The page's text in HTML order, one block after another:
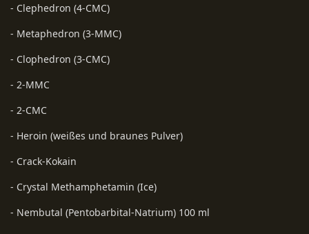
- Clephedron (4-CMC)
- Metaphedron (3-MMC)
- Clophedron (3-CMC)
- 2-MMC
- 2-CMC
- Heroin (weißes und braunes Pulver)
- Crack-Kokain
- Crystal Methamphetamin (Ice)
- Nembutal (Pentobarbital-Natrium) 100 ml